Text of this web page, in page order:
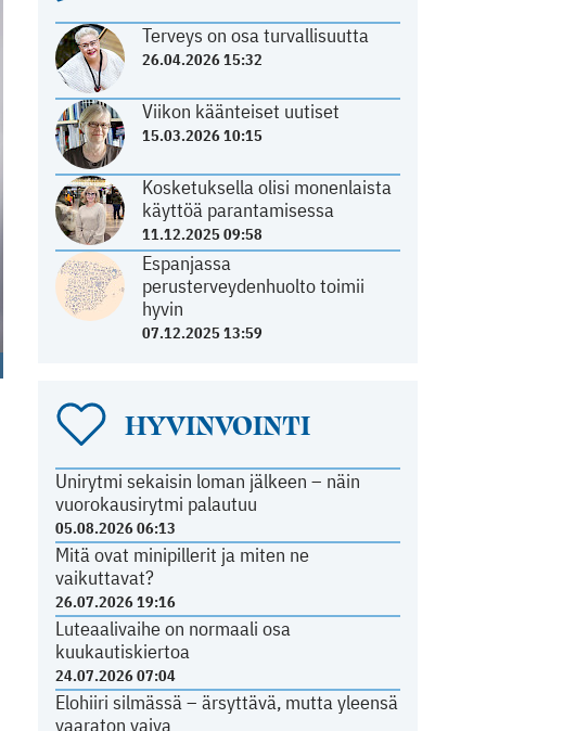
Terveys on osa turvallisuutta
26.04.2026 15:32
Viikon käänteiset uutiset
15.03.2026 10:15
Kosketuksella olisi monenlaista
käyttöä parantamisessa
11.12.2025 09:58
Espanjassa
perusterveydenhuolto toimii
hyvin
07.12.2025 13:59
HYVINVOINTI
Unirytmi sekaisin loman jälkeen – näin
vuorokausirytmi palautuu
05.08.2026 06:13
Mitä ovat minipillerit ja miten ne
vaikuttavat?
26.07.2026 19:16
Luteaalivaihe on normaali osa
kuukautiskiertoa
24.07.2026 07:04
Elohiiri silmässä – ärsyttävä, mutta yleensä
vaaraton vaiva